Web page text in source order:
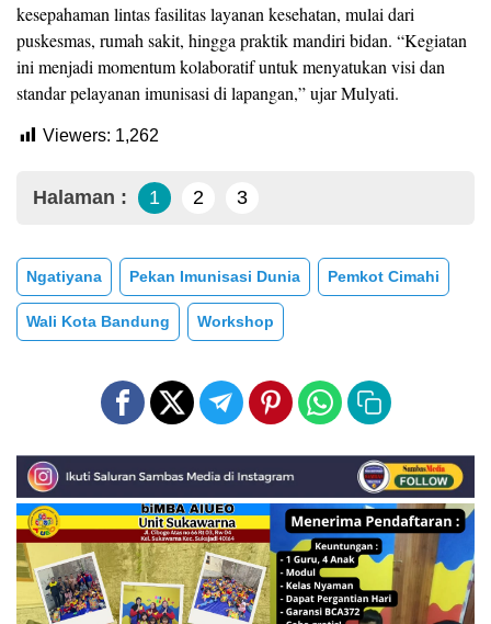
kesepahaman lintas fasilitas layanan kesehatan, mulai dari
puskesmas, rumah sakit, hingga praktik mandiri bidan. “Kegiatan
ini menjadi momentum kolaboratif untuk menyatukan visi dan
standar pelayanan imunisasi di lapangan,” ujar Mulyati.
Viewers: 1,262
Halaman : 1 2 3
Ngatiyana Pekan Imunisasi Dunia Pemkot Cimahi
Wali Kota Bandung Workshop